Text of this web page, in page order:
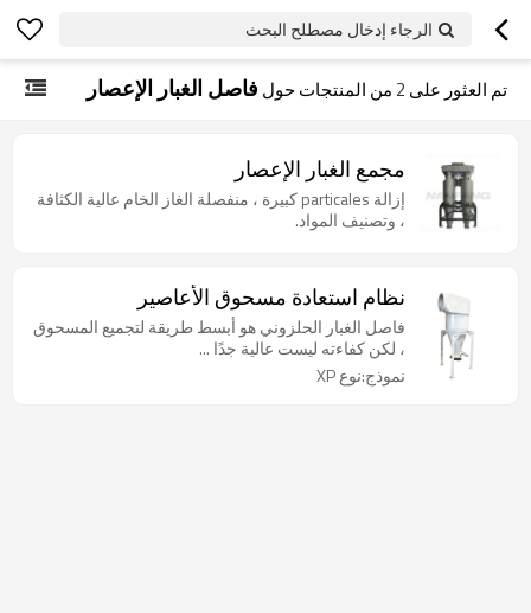
الرجاء إدخال مصطلح البحث
تم العثور على 2 من المنتجات حول فاصل الغبار الإعصار
مجمع الغبار الإعصار
إزالة particales كبيرة ، منفصلة الغاز الخام عالية الكثافة
، وتصنيف المواد.
نظام استعادة مسحوق الأعاصير
فاصل الغبار الحلزوني هو أبسط طريقة لتجميع المسحوق
، لكن كفاءته ليست عالية جدًا ...
نموذج:نوع XP